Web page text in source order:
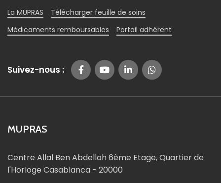
La MUPRAS
Télécharger feuille de soins
Médicaments remboursables
Portail adhérent
Suivez-nous :
MUPRAS
Centre Allal Ben Abdellah 6ème Etage, Quartier de
l'Horloge Casablanca - 20000